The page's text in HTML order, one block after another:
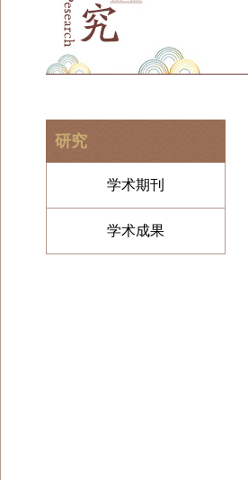
研究
学术期刊
学术成果